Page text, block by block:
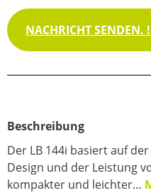
Beschreibung
Der LB 144i basiert auf
Design und der Leistung
kompakter und leichter…